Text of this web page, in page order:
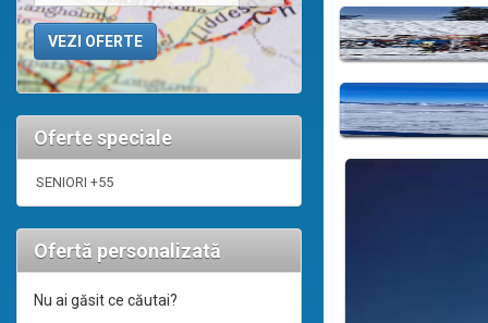
Oferte speciale
SENIORI +55
Ofertă personalizată
Nu ai găsit ce căutai?